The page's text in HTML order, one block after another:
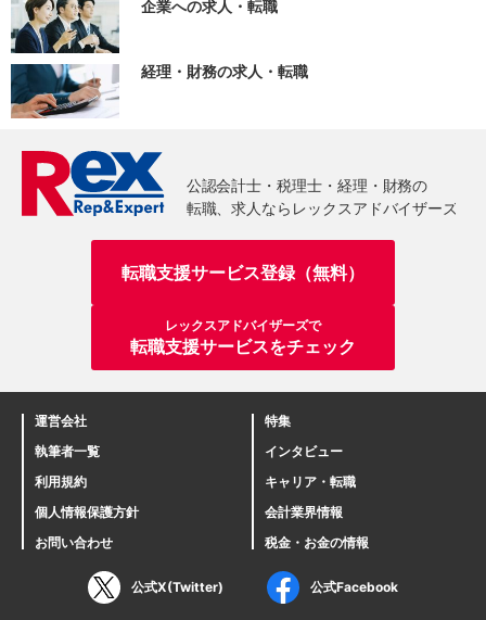
企業への求人・転職
経理・財務の求人・転職
転職支援サービス登録（無料）
レックスアドバイザーズで
転職支援サービスをチェック
運営会社
執筆者一覧
利用規約
個人情報保護方針
お問い合わせ
特集
インタビュー
キャリア・転職
会計業界情報
税金・お金の情報
公式X(Twitter) 公式Facebook